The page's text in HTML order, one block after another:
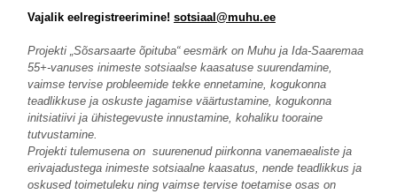
Vajalik eelregistreerimine! sotsiaal@muhu.ee
Projekti „Sõsarsaarte õpituba“ eesmärk on Muhu ja Ida-Saaremaa
55+-vanuses inimeste sotsiaalse kaasatuse suurendamine,
vaimse tervise probleemide tekke ennetamine, kogukonna
teadlikkuse ja oskuste jagamise väärtustamine, kogukonna
initsiatiivi ja ühistegevuste innustamine, kohaliku tooraine
tutvustamine.
Projekti tulemusena on suurenenud piirkonna vanemaealiste ja
erivajadustega inimeste sotsiaalne kaasatus, nende teadlikkus ja
oskused toimetuleku ning vaimse tervise toetamise osas on